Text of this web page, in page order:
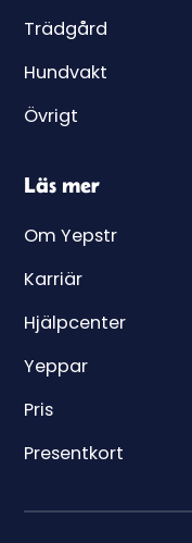
Trädgård
Hundvakt
Övrigt
Läs mer
Om Yepstr
Karriär
Hjälpcenter
Yeppar
Pris
Presentkort